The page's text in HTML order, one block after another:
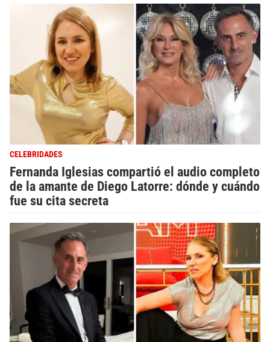
CELEBRIDADES
Fernanda Iglesias compartió el audio completo
de la amante de Diego Latorre: dónde y cuándo
fue su cita secreta